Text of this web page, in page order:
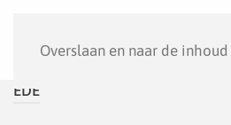
Overslaan en naar de
EDE